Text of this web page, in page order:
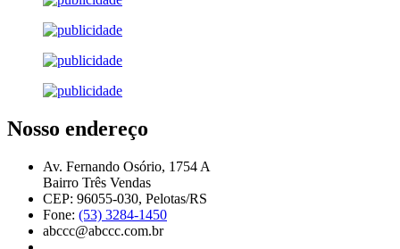
Nosso endereço
Av. Fernando Osório, 1754 A
Bairro Três Vendas
CEP: 96055-030, Pelotas/RS
Fone: (53) 3284-1450
abccc@abccc.com.br